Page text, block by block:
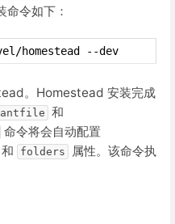
令如下：
homestead --dev
。Homestead 安装完成
和
命令将会自动配置
和 folders
属性。该命令执